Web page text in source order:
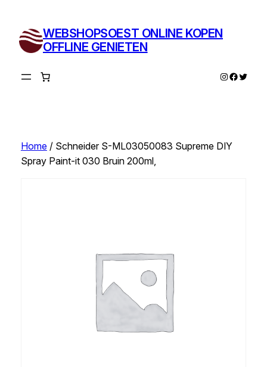
inhoud
WEBSHOPSOEST ONLINE KOPEN
OFFLINE GENIETEN
Instagram
Twitter
Home/ Schneider S-ML03050083 Supreme DIY
Spray Paint-it 030 Bruin 200ml,